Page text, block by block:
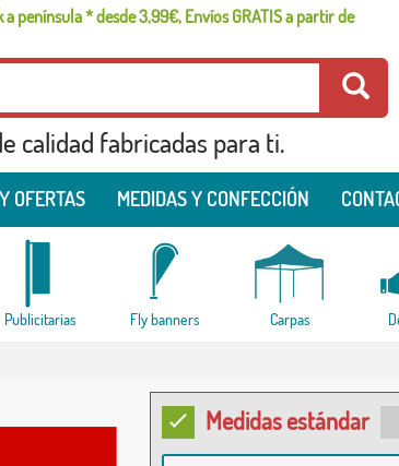
península * desde 3,99€, Envíos GRATIS a partir de
calidad fabricadas para ti.
OFERTAS MEDIDAS Y CONFECCIÓN
Publicitarias Fly banners Carpas
Medidas estándar